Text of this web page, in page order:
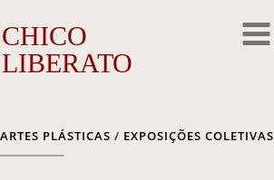
CHICO
LIBERATO
ARTES PLÁSTICAS / EXPOSIÇÕES COLETIVAS